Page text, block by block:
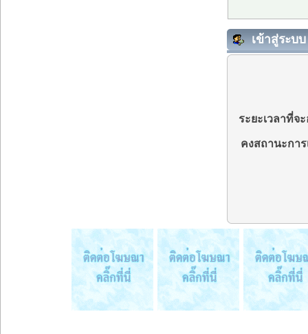
เข้าสู่ระบบ
ระยะเวลาที่จ
คงสถานะกา